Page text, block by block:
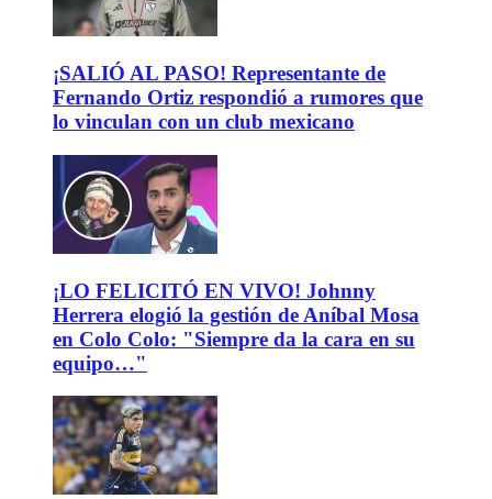
¡SALIÓ AL PASO! Representante de
Fernando Ortiz respondió a rumores que
lo vinculan con un club mexicano
¡LO FELICITÓ EN VIVO! Johnny
Herrera elogió la gestión de Aníbal Mosa
en Colo Colo: "Siempre da la cara en su
equipo…"